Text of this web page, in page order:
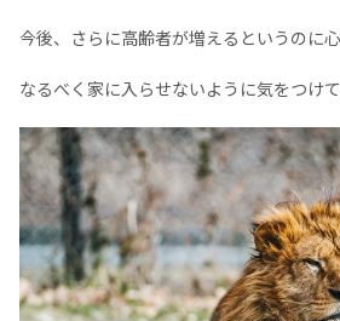
今後、さらに高齢者が増えるというのに心
なるべく家に入らせないように気をつけ